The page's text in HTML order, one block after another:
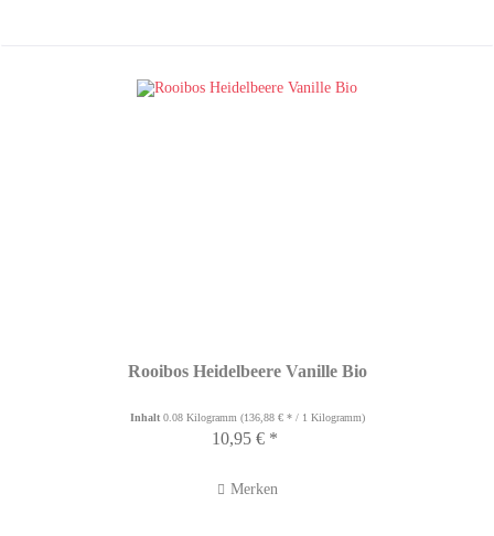
Rooibos Heidelbeere Vanille Bio
Inhalt 0.08 Kilogramm (136,88 € * / 1 Kilogramm)
10,95 € *
Merken